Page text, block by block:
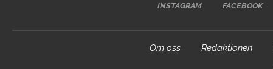
INSTAGRAM FACEBOOK
Om oss Redaktionen